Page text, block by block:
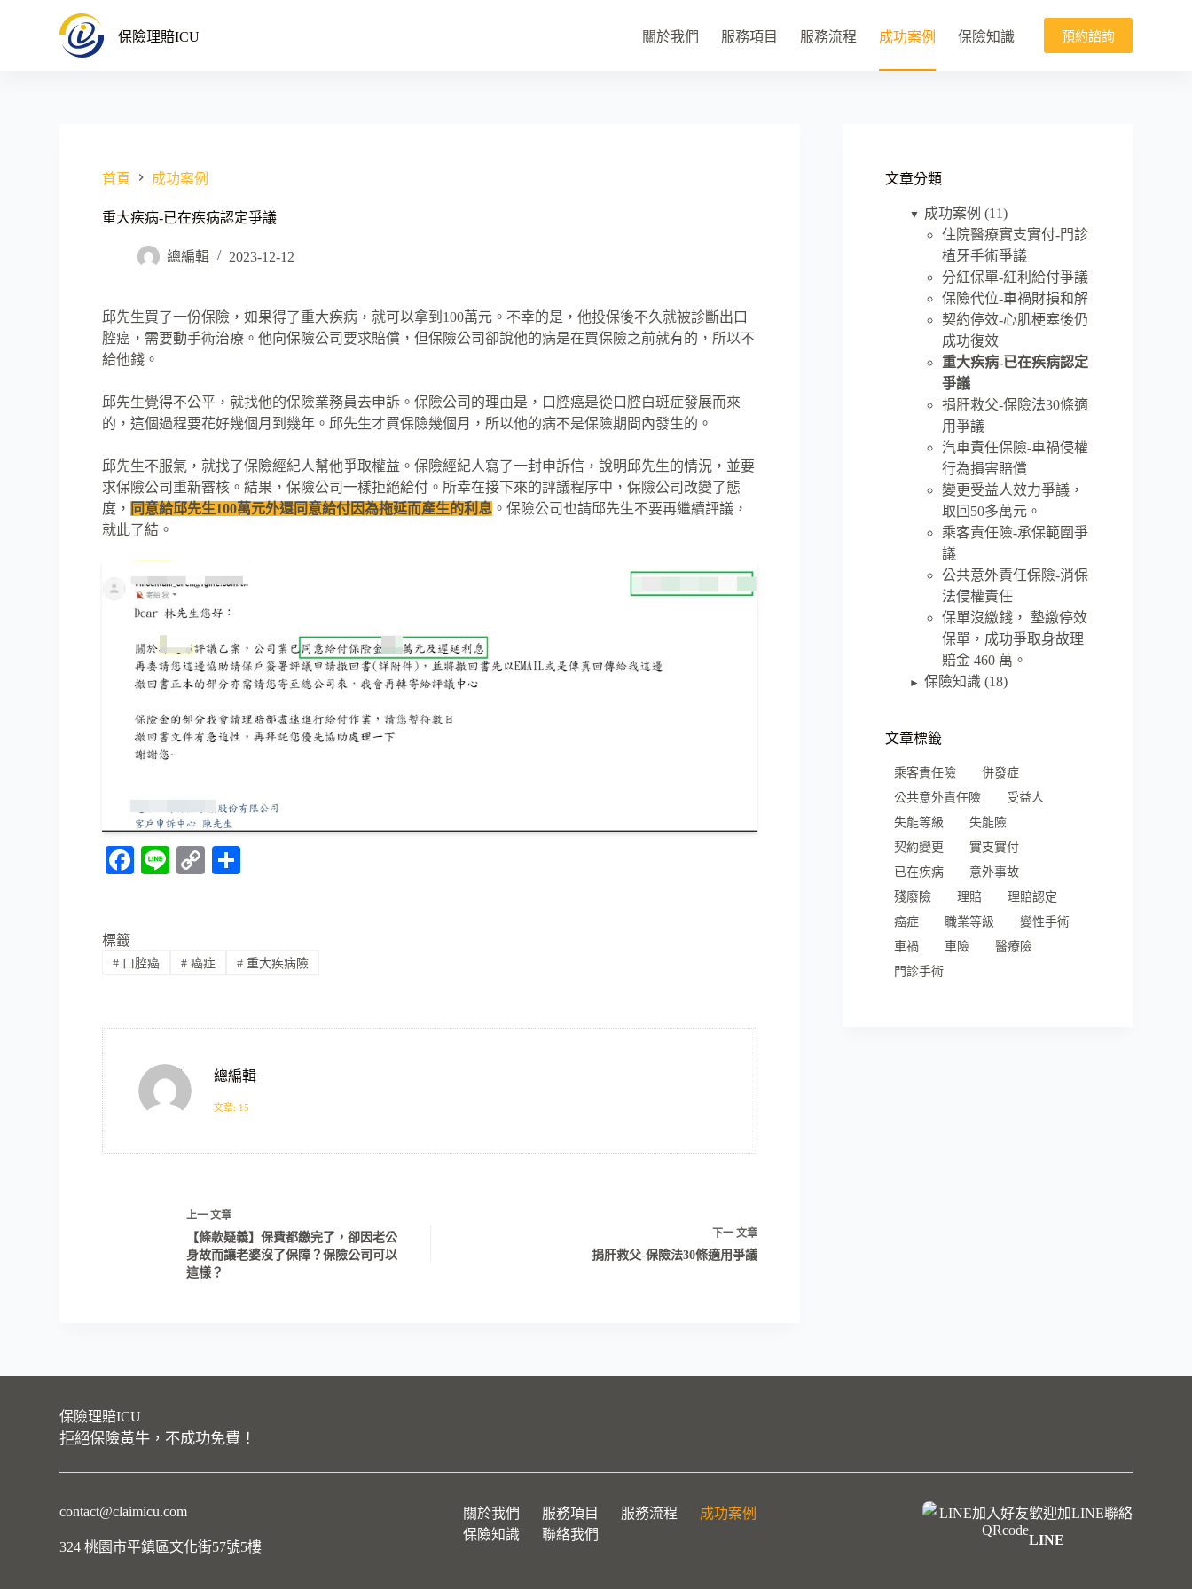
保險理賠ICU 關於我們 服務項目 服務流程 成功案例 保險知識 預約諮詢
首頁 成功案例
重大疾病-已在疾病認定爭議
總編輯 2023-12-12
邱先生買了一份保險，如果得了重大疾病，就可以拿到100萬元。不幸的是，他投保後不久就被診斷出口
腔癌，需要動手術治療。他向保險公司要求賠償，但保險公司卻說他的病是在買保險之前就有的，所以不
給他錢。
邱先生覺得不公平，就找他的保險業務員去申訴。保險公司的理由是，口腔癌是從口腔白斑症發展而來
的，這個過程要花好幾個月到幾年。邱先生才買保險幾個月，所以他的病不是保險期間內發生的。
邱先生不服氣，就找了保險經紀人幫他爭取權益。保險經紀人寫了一封申訴信，說明邱先生的情況，並要
求保險公司重新審核。結果，保險公司一樣拒絕給付。所幸在接下來的評議程序中，保險公司改變了態
度， 同意給邱先生100萬元外還同意給付因為拖延而產生的利息 。保險公司也請邱先生不要再繼續評議，
就此了結。
Fa Li
C
nk
標籤
# 口腔癌 #癌症 #重大疾病險
總編輯
文章: 15
上一文章
【條款疑義】保費都繳完了，卻因老公
身故而讓老婆沒了保障？保險公司可以
這樣？
下一 文章
捐肝救父-保險法30條適用爭議
文章分類
▼ 成功案例 (11)
住院醫療實支實付-門診
植牙手術爭議
分紅保單-紅利給付爭議
保險代位-車禍財損和解
契約停效-心肌梗塞後仍
成功復效
重大疾病-已在疾病認定
爭議
捐肝救父-保險法30條適
用爭議
汽車責任保險-車禍侵權
行為損害賠償
變更受益人效力爭議，
取回50多萬元。
乘客責任險-承保範圍爭
議
公共意外責任保險-消保
法侵權責任
保單沒繳錢， 墊繳停效
保單，成功爭取身故理
賠金 460 萬。
► 保險知識(18)
文章標籤
乘客責任險
併發症
公共意外責任險
受益人
失能等級
失能險
契約變更
實支實付
已在疾病
意外事故
殘廢險
理賠
理賠認定
癌症
職業等級
變性手術
車禍
車險
醫療險
門診手術
保險理賠ICU
拒絕保險黃牛，不成功免費！
contact@claimicu.com
324 桃園市平鎮區文化街57號5樓
關於我們 服務項目 服務流程
成功案例
保險知識
聯絡我們
歡迎加LINE聯絡
LINE